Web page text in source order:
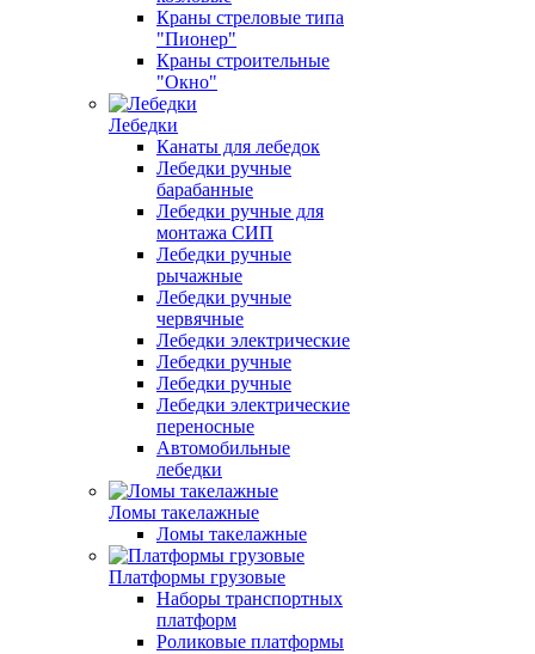
Краны стреловые типа
"Пионер"
Краны строительные
"Окно"
Лебедки
Канаты для лебедок
Лебедки ручные
барабанные
Лебедки ручные для
монтажа СИП
Лебедки ручные
рычажные
Лебедки ручные
червячные
Лебедки электрические
Лебедки ручные
Лебедки ручные
Лебедки электрические
переносные
Автомобильные
лебедки
Ломы такелажные
Ломы такелажные
Платформы грузовые
Наборы транспортных
платформ
Роликовые платформы